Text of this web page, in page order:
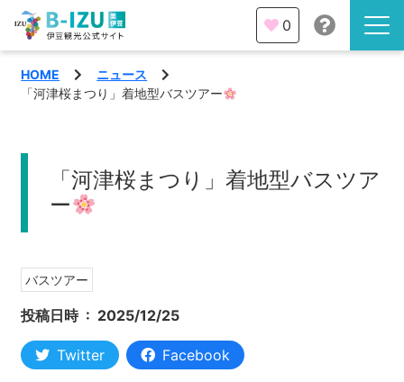
伊豆半島を知る
観光・体験
イベント
エリア
熱海市
0
HOME
ニュース
「河津桜まつり」着地型バスツアー
「河津桜まつり」着地型バスツア
ー
バスツアー
投稿日時 : 2025/12/25
Twitter Facebook